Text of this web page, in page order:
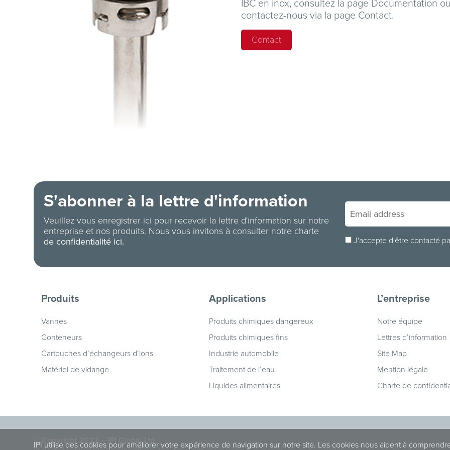
IBC en inox, consultez la page Documentation
contactez-nous via la page Contact.
Contact
S'abonner à la lettre d'information
Veuillez vous enregistrer ici pour recevoir la lettre d'information sur notre
entreprise et nos produits. Nous vous invitons à consulter notre charte
de confidentialité ici.
J'accepte d'être contacté
Produits
Vannes
Conteneurs
Cartouches d’échangeurs d’ions
Matériel de vidange
Applications
Produits chimiques dangereux
Produits chimiques fins
Industrie automobile
Traitement de l’eau
Liquides alimentaires
L’entreprise
Notre équipe
Lettres d’information
Site Map
Mention légale
Charte de
© Copyright 2022 – IPI Global Ltd
IPI utilise des cookies pour améliorer votre expérience de navigation sur notre site. Les cookies nous aident à